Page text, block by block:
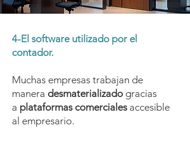
4-El software utilizado por el
contador.
Muchas empresas trabajan de
manera desmaterializado gracias
a plataformas comerciales accesible
al empresario.